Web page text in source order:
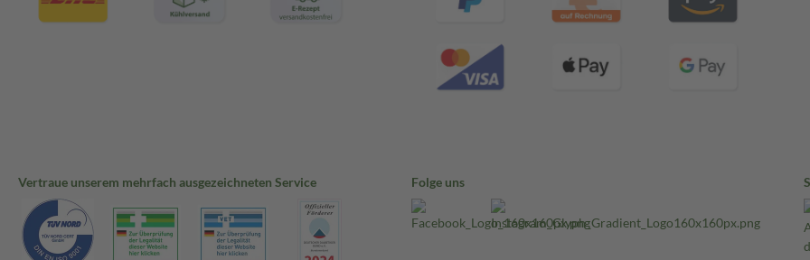
Vertraue unserem mehrfach ausgezeichneten Service Folge uns